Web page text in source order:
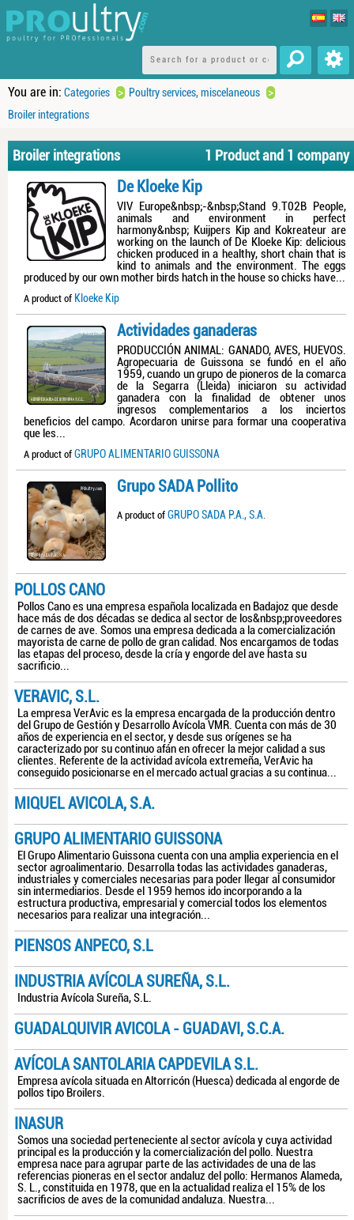
You are in: Categories > Poultry services, miscelaneous >
Broiler integrations
Broiler integrations 1 Product and 1 company
De Kloeke Kip
VIV Europe&nbsp;-&nbsp;Stand 9.T02B People,
animals and environment in perfect
harmony&nbsp; Kuijpers Kip and Kokreateur are
working on the launch of De Kloeke Kip: delicious
chicken produced in a healthy, short chain that is
kind to animals and the environment. The eggs
produced by our own mother birds hatch in the house so chicks have...
A product of Kloeke Kip
Actividades ganaderas
PRODUCCIÓN ANIMAL: GANADO, AVES, HUEVOS.
Agropecuaria de Guissona se fundó en el año
1959, cuando un grupo de pioneros de la comarca
de la Segarra (Lleida) iniciaron su actividad
ganadera con la finalidad de obtener unos
ingresos complementarios a los inciertos
beneficios del campo. Acordaron unirse para formar una cooperativa
que les...
A product of GRUPO ALIMENTARIO GUISSONA
Grupo SADA Pollito
A product of GRUPO SADA P.A., S.A.
POLLOS CANO
Pollos Cano es una empresa española localizada en Badajoz que desde
hace más de dos décadas se dedica al sector de los&nbsp;proveedores
de carnes de ave. Somos una empresa dedicada a la comercialización
mayorista de carne de pollo de gran calidad. Nos encargamos de todas
las etapas del proceso, desde la cría y engorde del ave hasta su
sacrificio...
VERAVIC, S.L.
La empresa VerAvic es la empresa encargada de la producción dentro
del Grupo de Gestión y Desarrollo Avícola VMR. Cuenta con más de 30
años de experiencia en el sector, y desde sus orígenes se ha
caracterizado por su continuo afán en ofrecer la mejor calidad a sus
clientes. Referente de la actividad avícola extremeña, VerAvic ha
conseguido posicionarse en el mercado actual gracias a su continua...
MIQUEL AVICOLA, S.A.
GRUPO ALIMENTARIO GUISSONA
El Grupo Alimentario Guissona cuenta con una amplia experiencia en el
sector agroalimentario. Desarrolla todas las actividades ganaderas,
industriales y comerciales necesarias para poder llegar al consumidor
sin intermediarios. Desde el 1959 hemos ido incorporando a la
estructura productiva, empresarial y comercial todos los elementos
necesarios para realizar una integración...
PIENSOS ANPECO, S.L
INDUSTRIA AVÍCOLA SUREÑA, S.L.
Industria Avícola Sureña, S.L.
GUADALQUIVIR AVICOLA - GUADAVI, S.C.A.
AVÍCOLA SANTOLARIA CAPDEVILA S.L.
Empresa avícola situada en Altorricón (Huesca) dedicada al engorde de
pollos tipo Broilers.
INASUR
Somos una sociedad perteneciente al sector avícola y cuya actividad
principal es la producción y la comercialización del pollo. Nuestra
empresa nace para agrupar parte de las actividades de una de las
referencias pioneras en el sector andaluz del pollo: Hermanos Alameda,
S. L., constituida en 1978, que en la actualidad realiza el 15% de los
sacrificios de aves de la comunidad andaluza. Nuestra...